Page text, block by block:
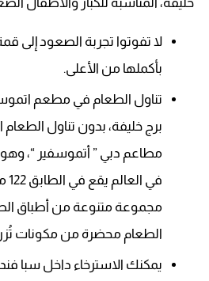
لا تفوتوا تجربة الصعود إلى
بأكملها من الأعلى.
تناول الطعام في مطعم
برج خليفة، بدون تناول
مطاعم دبي ” أتموسفير “،
في
مجموعة متنوعة من أطباق
الطعام محضرة من مكونات
يمكنك الاسترخاء داخل سبا